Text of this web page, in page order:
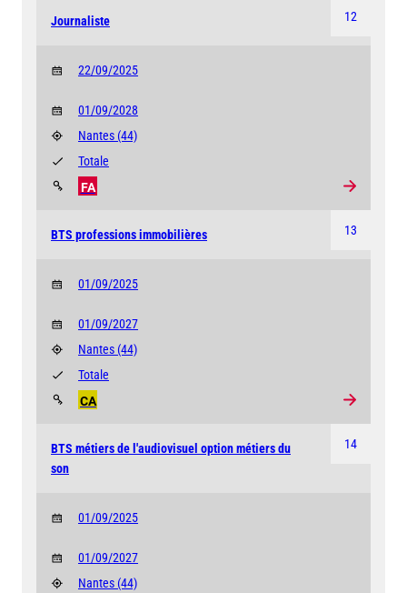
12
Journaliste
22/09/2025
01/09/2028
Nantes (44)
FA
Totale
13
BTS professions immobilières
01/09/2025
01/09/2027
Nantes (44)
CA
Totale
14
BTS métiers de l'audiovisuel option métiers du
son
01/09/2025
01/09/2027
Nantes (44)